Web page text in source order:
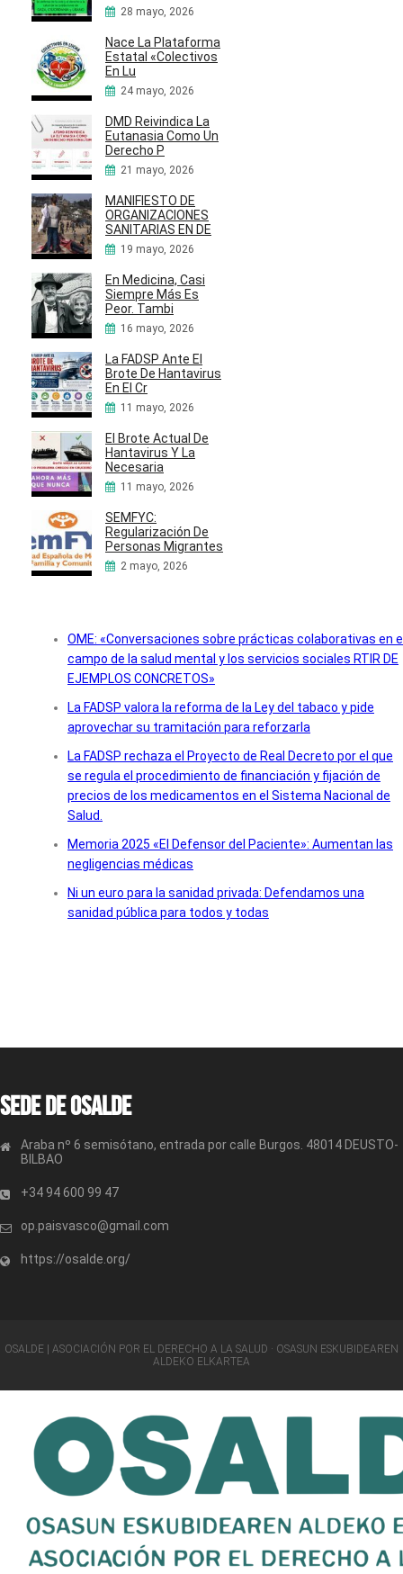
28 mayo, 2026
Nace La Plataforma
Estatal «Colectivos
En Lu
24 mayo, 2026
DMD Reivindica La
Eutanasia Como Un
Derecho P
21 mayo, 2026
MANIFIESTO DE
ORGANIZACIONES
SANITARIAS EN DE
19 mayo, 2026
En Medicina, Casi
Siempre Más Es
Peor. Tambi
16 mayo, 2026
La FADSP Ante El
Brote De Hantavirus
En El Cr
11 mayo, 2026
El Brote Actual De
Hantavirus Y La
Necesaria
11 mayo, 2026
SEMFYC:
Regularización De
Personas Migrantes
2 mayo, 2026
OME: «Conversaciones sobre prácticas colaborativas en
campo de la salud mental y los servicios sociales RTIR DE
EJEMPLOS CONCRETOS»
La FADSP valora la reforma de la Ley del tabaco y pide
aprovechar su tramitación para reforzarla
La FADSP rechaza el Proyecto de Real Decreto por el que
se regula el procedimiento de financiación y fijación de
precios de los medicamentos en el Sistema Nacional de
Salud.
Memoria 2025 «El Defensor del Paciente»: Aumentan las
negligencias médicas
Ni un euro para la sanidad privada: Defendamos una
sanidad pública para todos y todas
Sede de OSALDE
Araba nº 6 semisótano, entrada por calle Burgos. 48014 DEUSTO-
BILBAO
+34 94 600 99 47
op.paisvasco@gmail.com
https://osalde.org/
OSALDE | ASOCIACIÓN POR EL DERECHO A LA SALUD · OSASUN ESKUBIDEAREN
ALDEKO ELKARTEA